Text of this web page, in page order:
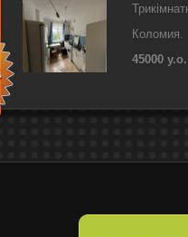
Коломия.
45000 у.о.